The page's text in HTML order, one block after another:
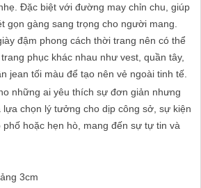
Đặc biệt với đường may chỉn chu, giúp
gọn gàng sang trọng cho người mang.
đậm phong cách thời trang nên có thể
phục khác nhau như vest, quần tây,
jean tối màu để tạo nên vẻ ngoài tinh tế.
những ai yêu thích sự đơn giản nhưng
lựa chọn lý tưởng cho dịp công sở, sự kiện
phố hoặc hẹn hò, mang đến sự tự tin và
3cm